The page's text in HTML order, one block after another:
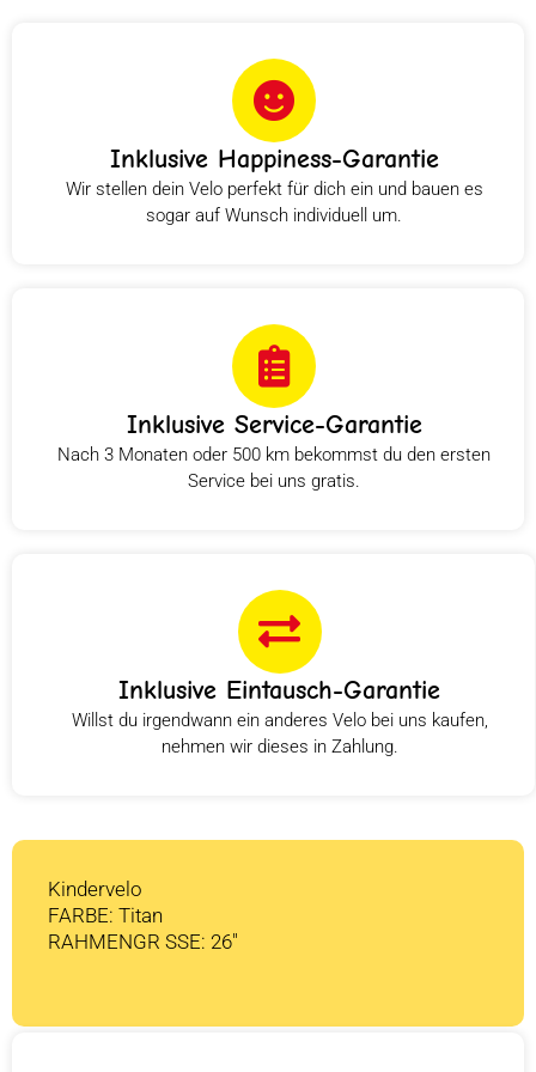
Inklusive Happiness-Garantie
Wir stellen dein Velo perfekt für dich ein und bauen es
sogar auf Wunsch individuell um.
Inklusive Service-Garantie
Nach 3 Monaten oder 500 km bekommst du den ersten
Service bei uns gratis.
Inklusive Eintausch-Garantie
Willst du irgendwann ein anderes Velo bei uns kaufen,
nehmen wir dieses in Zahlung.
Kindervelo
FARBE: Titan
RAHMENGR SSE: 26″